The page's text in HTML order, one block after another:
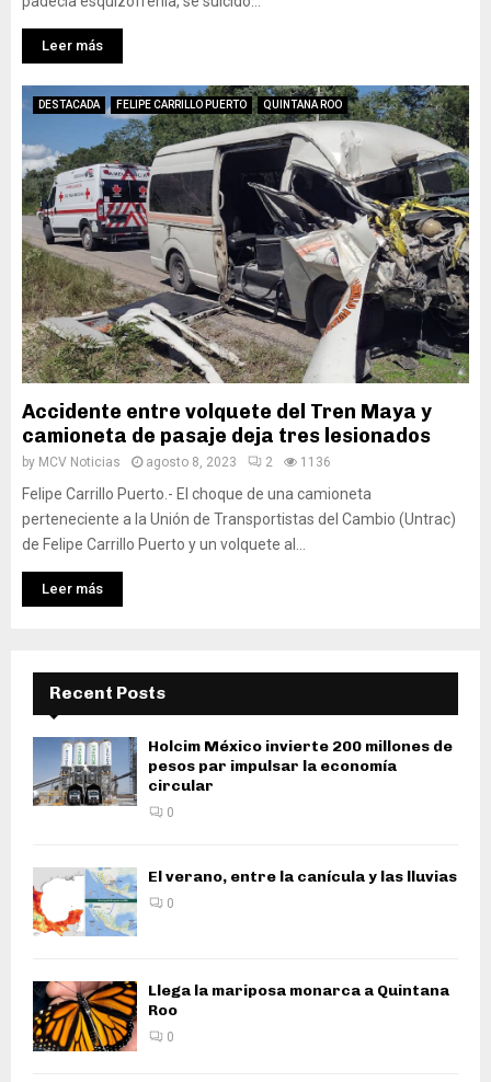
Leer más
DESTACADA FELIPE CARRILLO PUERTO QUINTANA ROO
Accidente entre volquete del Tren Maya y
camioneta de pasaje deja tres lesionados
by MCV Noticias agosto 8, 2023 2 1136
Felipe Carrillo Puerto.- El choque de una camioneta
perteneciente a la Unión de Transportistas del Cambio (Untrac)
de Felipe Carrillo Puerto y un volquete al...
Leer más
Recent Posts
Holcim México invierte 200 millones de
pesos par impulsar la economía
circular
0
El verano, entre la canícula y las lluvias
0
Llega la mariposa monarca a Quintana
Roo
0